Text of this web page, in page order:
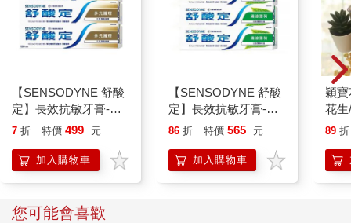
知名產地。」
「我以前都不知道。」小石說。
窪山三兩下就吃完了茶泡飯，用牙籤剔著牙，喘了一口氣。
吧檯座位的右側掛著藍色底色的暖簾，那裡是廚房的出入口。剛
才流從那裡進進出出時，窪山發現廚房的角落是鋪了榻榻米的客
廳，牆邊有一個精美的佛壇。
「我可以進去上香嗎？」窪山探頭向起居室張望，小石帶著他來
到佛壇前。
量著他的臉。
「不要調侃我，叔叔已經六十多歲了。」窪山上完香後，把座墊
「謝謝你這麼有心。」流瞥了佛壇一眼，向窪山鞠了一躬。
【SENSODYNE 舒酸
定】長效抗敏牙膏-多
元護理120gx3入
7 折 特價 499 元
加入購物車
【SENSODYNE 舒酸
定】長效抗敏牙膏-清
涼薄荷160gx3入
86 折 特價 565 元
加入購物車
穎
花
生)-
89 折
您可能會喜歡